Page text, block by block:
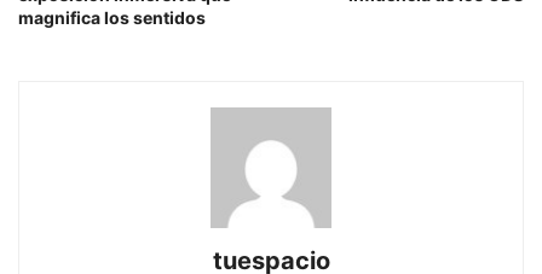
magnifica los sentidos
tuespacio